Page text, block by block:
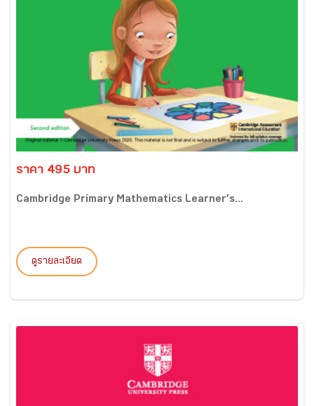
ราคา 495 บาท
Cambridge Primary Mathematics Learner’s...
ดูรายละเอียด